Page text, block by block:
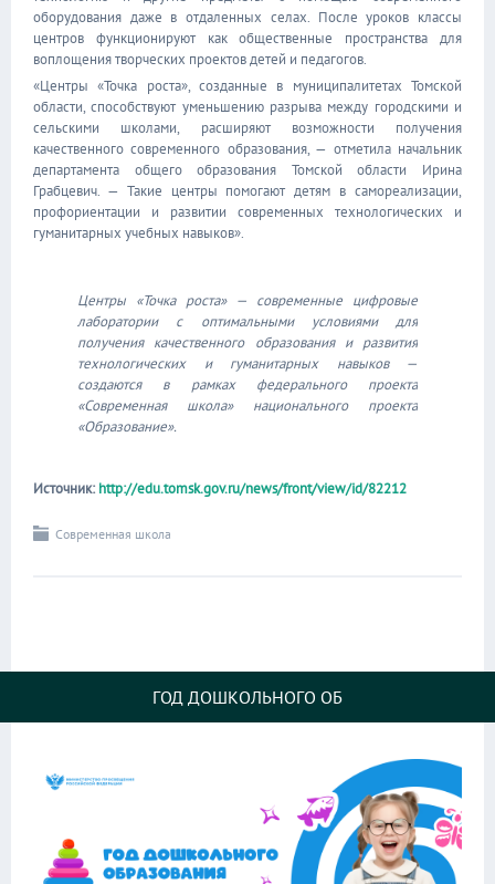
оборудования даже в отдаленных селах. После уроков классы
центров функционируют как общественные пространства для
воплощения творческих проектов детей и педагогов.
«Центры «Точка роста», созданные в муниципалитетах Томской
области, способствуют уменьшению разрыва между городскими и
сельскими школами, расширяют возможности получения
качественного современного образования, — отметила начальник
департамента общего образования Томской области Ирина
Грабцевич. — Такие центры помогают детям в самореализации,
профориентации и развитии современных технологических и
гуманитарных учебных навыков».
Центры «Точка роста» — современные цифровые
лаборатории с оптимальными условиями для
получения качественного образования и развития
технологических и гуманитарных навыков —
создаются в рамках федерального проекта
«Современная школа» национального проекта
«Образование».
Источник: http://edu.tomsk.gov.ru/news/front/view/id/82212
Современная школа
ГОД ДОШКОЛЬНОГО ОБ